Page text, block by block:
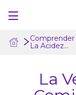
Comprender
La Acidez
La